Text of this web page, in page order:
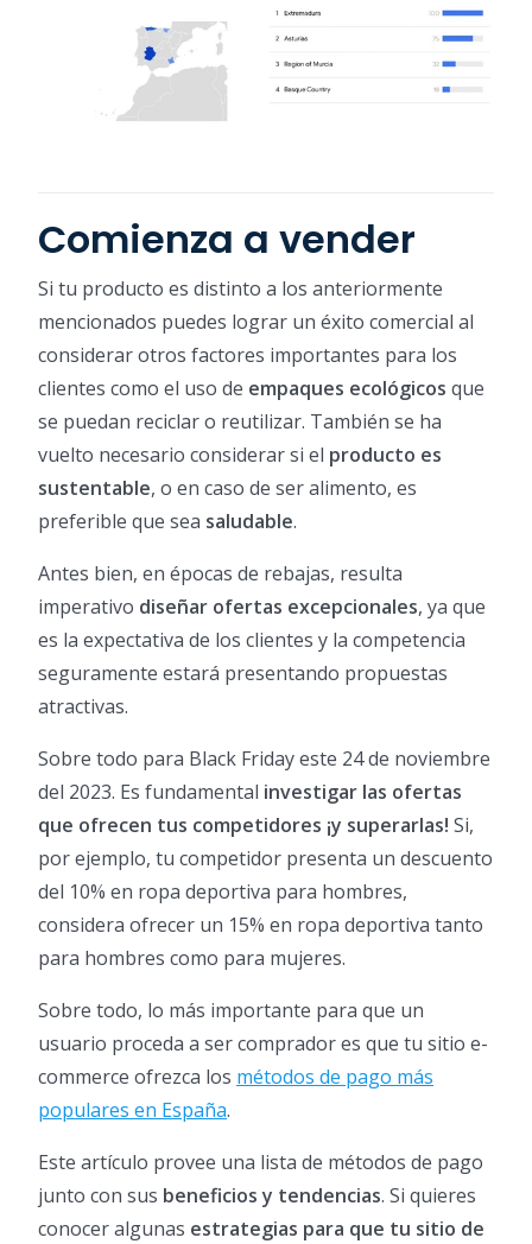
Comienza a vender
Si tu producto es distinto a los anteriormente
mencionados puedes lograr un éxito comercial al
considerar otros factores importantes para los
clientes como el uso de empaques ecológicos que
se puedan reciclar o reutilizar. También se ha
vuelto necesario considerar si el producto es
sustentable, o en caso de ser alimento, es
preferible que sea saludable.
Antes bien, en épocas de rebajas, resulta
imperativo diseñar ofertas excepcionales, ya que
es la expectativa de los clientes y la competencia
seguramente estará presentando propuestas
atractivas.
Sobre todo para Black Friday este 24 de noviembre
del 2023. Es fundamental investigar las ofertas
que ofrecen tus competidores ¡y superarlas! Si,
por ejemplo, tu competidor presenta un descuento
del 10% en ropa deportiva para hombres,
considera ofrecer un 15% en ropa deportiva tanto
para hombres como para mujeres.
Sobre todo, lo más importante para que un
usuario proceda a ser comprador es que tu sitio e-
commerce ofrezca los métodos de pago más
populares en España.
Este artículo provee una lista de métodos de pago
junto con sus beneficios y tendencias. Si quieres
conocer algunas estrategias para que tu sitio de